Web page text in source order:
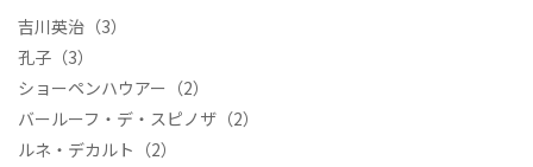
吉川英治 （3）
孔子 （3）
ショーペンハウアー （2）
バールーフ・デ・スピノザ （2）
ルネ・デカルト （2）